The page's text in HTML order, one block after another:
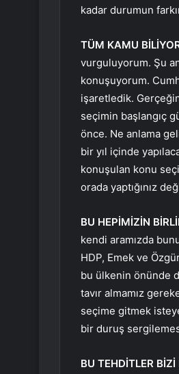
kadar durumun
TÜM KAMU
vurguluyorum. Şu
konuşuyorum.
işaretledik.
seçimin başlangıç
önce. Ne anlama
bir yıl içinde
konuşulan konu
orada yaptığınız
BU HEPİMİZİN
kendi aramızda
HDP, Emek ve
bu ülkenin önünde
tavır almamız
seçime gitmek
bir duruş
BU TEHDİTLER